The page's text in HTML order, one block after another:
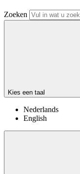
Zoeken
Kies een taal
Nederlands
English